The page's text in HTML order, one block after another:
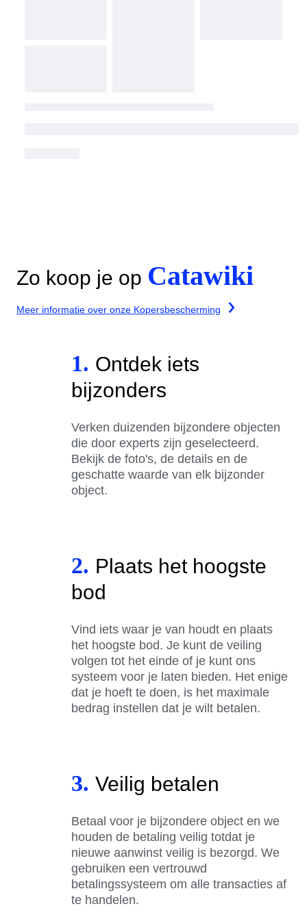
Zo koop je op Catawiki
Meer informatie over onze Kopersbescherming
1. Ontdek iets
bijzonders
Verken duizenden bijzondere objecten
die door experts zijn geselecteerd.
Bekijk de foto's, de details en de
geschatte waarde van elk bijzonder
object.
2. Plaats het hoogste
bod
Vind iets waar je van houdt en plaats
het hoogste bod. Je kunt de veiling
volgen tot het einde of je kunt ons
systeem voor je laten bieden. Het enige
dat je hoeft te doen, is het maximale
bedrag instellen dat je wilt betalen.
3. Veilig betalen
Betaal voor je bijzondere object en we
houden de betaling veilig totdat je
nieuwe aanwinst veilig is bezorgd. We
gebruiken een vertrouwd
betalingssysteem om alle transacties af
te handelen.